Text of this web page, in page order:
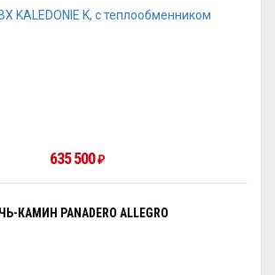
635 500 ₽
КАМИН PANADERO ALLEGRO